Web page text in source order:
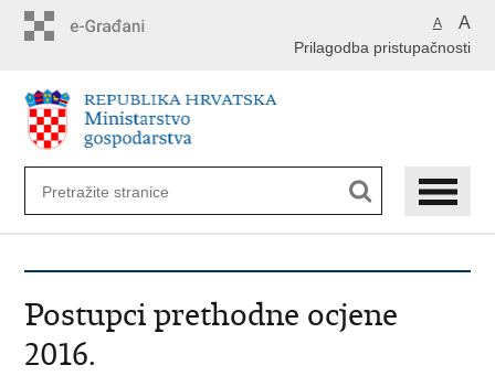
A A
Prilagodba pristupačnosti
Postupci prethodne ocjene
2016.